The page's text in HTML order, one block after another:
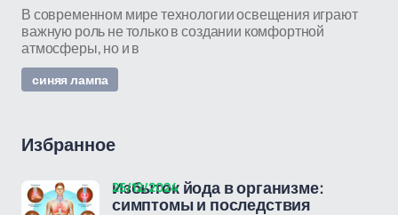
В современном мире технологии освещения играют
важную роль не только в создании комфортной
атмосферы, но и в
синяя лампа
Избранное
Избыток йода в организме:
симптомы и последствия
25/12/2024